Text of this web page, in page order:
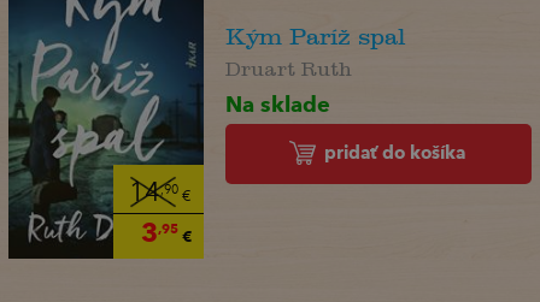
14,90€
3,95€
Kým Paríž spal
Druart Ruth
Na sklade
pridať do košíka